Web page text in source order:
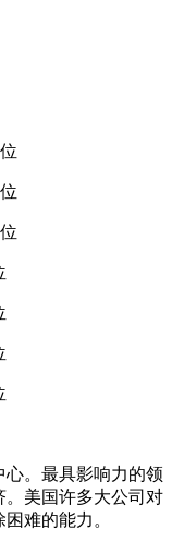
。最具影响力的领
。美国许多大公司对
难的能力。